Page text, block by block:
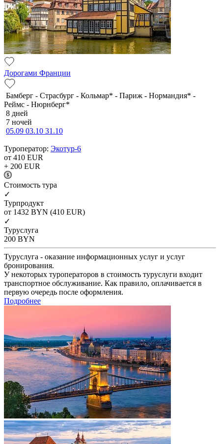
Дорогами Франции
Бамберг - Страсбург - Кольмар* - Париж - Нормандия* -
Реймс - Нюрнберг*
8 дней
7 ночей
05.09 03.10 31.10
Туроператор: Экотур-6
от 410 EUR
+ 200 EUR
Cтоимость тура
✓
Турпродукт
от 1432 BYN (410 EUR)
✓
Туруслуга
200 BYN
Туруслуга - оказание информационных услуг и услуг
бронирования.
У некоторых туроператоров в стоимость туруслуги входит
транспортное обслуживание. Как правило, оплачивается в
первую очередь после оформления.
Подробнее